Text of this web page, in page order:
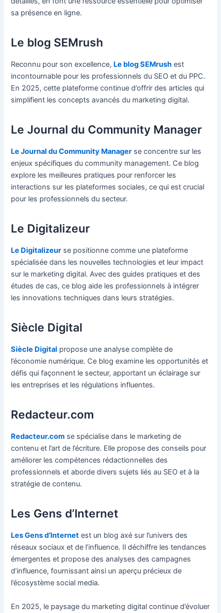
sa présence en ligne.
Le blog SEMrush
Reconnu pour son excellence, Le blog SEMrush est
incontournable pour les professionnels du SEO et du PPC.
En 2025, cette plateforme continue d’offrir des articles qui
simplifient les concepts avancés du marketing digital.
Le Journal du Community Manager
Le Journal du Community Manager se concentre sur les
enjeux spécifiques du community management. Ce blog
explore les meilleures pratiques pour renforcer les
interactions sur les plateformes sociales, ce qui est crucial
pour les professionnels du secteur.
Le Digitalizeur
Le Digitalizeur se positionne comme une plateforme
spécialisée dans les nouvelles technologies et leur impact
sur le marketing digital. Avec des guides pratiques et des
études de cas, ce blog aide les professionnels à intégrer
les innovations techniques dans leurs stratégies.
Siècle Digital
Siècle Digital propose une analyse complète de
l’économie numérique. Ce blog examine les opportunités et
défis qui façonnent le secteur, apportant un éclairage sur
les entreprises et les régulations influentes.
Redacteur.com
Redacteur.com se spécialise dans le marketing de
contenu et l’art de l’écriture. Elle propose des conseils pour
améliorer les compétences rédactionnelles des
professionnels et aborde divers sujets liés au SEO et à la
stratégie de contenu.
Les Gens d’Internet
Les Gens d’Internet est un blog axé sur l’univers des
réseaux sociaux et de l’influence. Il déchiffre les tendances
émergentes et propose des analyses des campagnes
d’influence, fournissant ainsi un aperçu précieux de
l’écosystème social media.
En 2025, le paysage du marketing digital continue d’évoluer